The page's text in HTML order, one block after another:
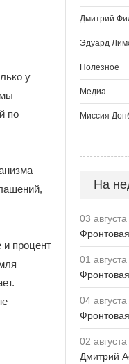
у
по
процент
Дмитрий
Эдуард
Полезное
Медиа
Миссия
На
03
01
04
02
Дмитрий